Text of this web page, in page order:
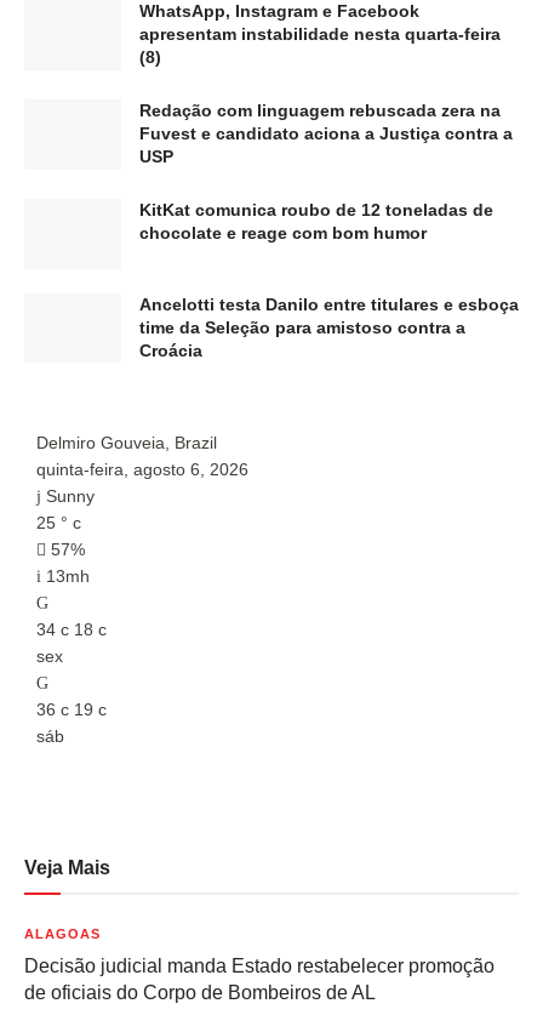
WhatsApp, Instagram e Facebook
apresentam instabilidade nesta quarta-feira
(8)
Redação com linguagem rebuscada zera na
Fuvest e candidato aciona a Justiça contra a
USP
KitKat comunica roubo de 12 toneladas de
chocolate e reage com bom humor
Ancelotti testa Danilo entre titulares e esboça
time da Seleção para amistoso contra a
Croácia
Delmiro Gouveia, Brazil
quinta-feira, agosto 6, 2026
Sunny
25 ° c
57%
13mh
34 c 18 c
sex
36 c 19 c
sáb
Veja Mais
ALAGOAS
Decisão judicial manda Estado restabelecer promoção
de oficiais do Corpo de Bombeiros de AL